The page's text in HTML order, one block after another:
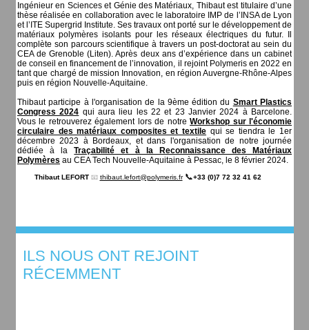
Ingénieur en Sciences et Génie des Matériaux, Thibaut est titulaire d’une
thèse réalisée en collaboration avec le laboratoire IMP de l’INSA de Lyon
et l’ITE Supergrid Institute. Ses travaux ont porté sur le développement de
matériaux polymères isolants pour les réseaux électriques du futur. Il
complète son parcours scientifique à travers un post-doctorat au sein du
CEA de Grenoble (Liten). Après deux ans d’expérience dans un cabinet
de conseil en financement de l’innovation, il rejoint Polymeris en 2022 en
tant que chargé de mission Innovation, en région Auvergne-Rhône-Alpes
puis en région Nouvelle-Aquitaine.
Thibaut participe à l'organisation de la 9ème édition du Smart Plastics
Congress 2024 qui aura lieu les 22 et 23 Janvier 2024 à Barcelone.
Vous le retrouverez également lors de notreWorkshop sur l'économie
circulaire des matériaux composites et textile qui se tiendra le 1er
décembre 2023 à Bordeaux, et dans l'organisation de notre journée
dédiée à laTraçabilité et à la Reconnaissance des Matériaux
Polymères au CEA Tech Nouvelle-Aquitaine à Pessac, le 8 février 2024.
Thibaut LEFORT 📧 thibaut.lefort@polymeris.fr 📞+33 (0)7 72 32 41 62
ILS NOUS ONT REJOINT
RÉCEMMENT